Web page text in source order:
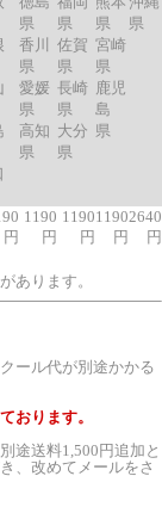
県
香川
県
愛媛
県
高知
県
県
佐賀
県
長崎
県
大分
県
県
宮崎
県
鹿児
島
県
県
円
1190
円
1190
円
1190
円
2640
円
あります。
ール代が別途かかる
おります。
途送料1,500円追加と
、改めてメールをさ